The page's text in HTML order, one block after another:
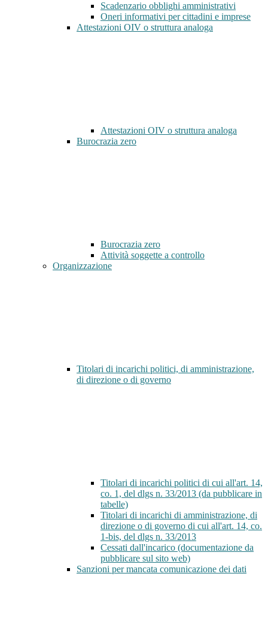
Scadenzario obblighi amministrativi
Oneri informativi per cittadini e imprese
Attestazioni OIV o struttura analoga
Attestazioni OIV o struttura analoga
Burocrazia zero
Burocrazia zero
Attività soggette a controllo
Organizzazione
Titolari di incarichi politici, di amministrazione,
di direzione o di governo
Titolari di incarichi politici di cui all'art. 14,
co. 1, del dlgs n. 33/2013 (da pubblicare in
tabelle)
Titolari di incarichi di amministrazione, di
direzione o di governo di cui all'art. 14, co.
1-bis, del dlgs n. 33/2013
Cessati dall'incarico (documentazione da
pubblicare sul sito web)
Sanzioni per mancata comunicazione dei dati